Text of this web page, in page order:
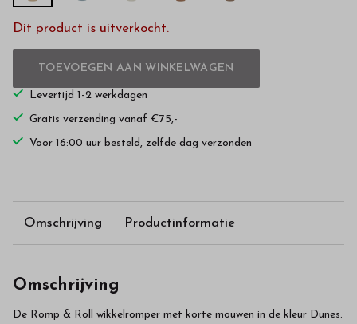
Dit product is uitverkocht.
TOEVOEGEN AAN WINKELWAGEN
Levertijd 1-2 werkdagen
Gratis verzending vanaf €75,-
Voor 16:00 uur besteld, zelfde dag verzonden
Omschrijving Productinformatie
Omschrijving
De Romp & Roll wikkelromper met korte mouwen in de kleur Dunes.